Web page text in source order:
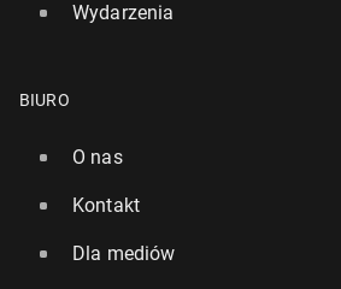
Wydarzenia
BIURO
O nas
Kontakt
Dla mediów